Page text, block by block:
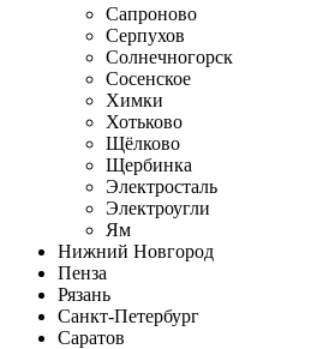
Сапроново
Серпухов
Солнечногорск
Сосенское
Химки
Хотьково
Щёлково
Щербинка
Электросталь
Электроугли
Ям
Нижний Новгород
Пенза
Рязань
Санкт-Петербург
Саратов